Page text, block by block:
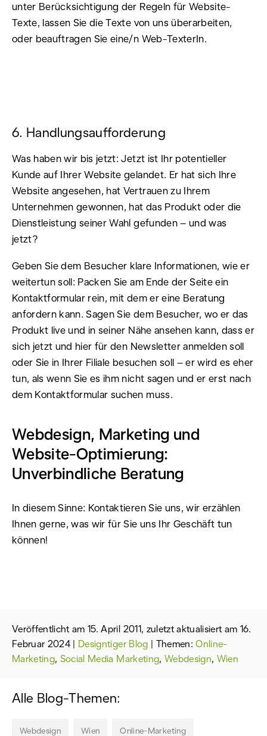
unter Berücksichtigung der Regeln für Website-
Texte, lassen Sie die Texte von uns überarbeiten,
oder beauftragen Sie eine/n Web-TexterIn.
6. Handlungsaufforderung
Was haben wir bis jetzt: Jetzt ist Ihr potentieller
Kunde auf Ihrer Website gelandet. Er hat sich Ihre
Website angesehen, hat Vertrauen zu Ihrem
Unternehmen gewonnen, hat das Produkt oder die
Dienstleistung seiner Wahl gefunden – und was
jetzt?
Geben Sie dem Besucher klare Informationen, wie er
weitertun soll: Packen Sie am Ende der Seite ein
Kontaktformular rein, mit dem er eine Beratung
anfordern kann. Sagen Sie dem Besucher, wo er das
Produkt live und in seiner Nähe ansehen kann, dass er
sich jetzt und hier für den Newsletter anmelden soll
oder Sie in Ihrer Filiale besuchen soll – er wird es eher
tun, als wenn Sie es ihm nicht sagen und er erst nach
dem Kontaktformular suchen muss.
Webdesign, Marketing und
Website-Optimierung:
Unverbindliche Beratung
In diesem Sinne: Kontaktieren Sie uns, wir erzählen
Ihnen gerne, was wir für Sie uns Ihr Geschäft tun
können!
Veröffentlicht am 15. April 2011, zuletzt aktualisiert am 16.
Februar 2024 | Designtiger Blog | Themen:Online-
Marketing, Social Media Marketing, Webdesign, Wien
Alle Blog-Themen:
Webdesign Wien Online-Marketing